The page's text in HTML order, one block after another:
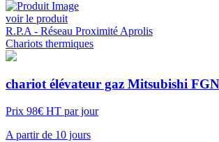
voir le produit
R.P.A - Réseau Proximité Aprolis
Chariots thermiques
chariot élévateur gaz Mitsubishi
Prix 98€ HT par jour
A partir de 10 jours